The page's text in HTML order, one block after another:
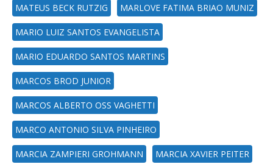
MATEUS BECK RUTZIG MARLOVE FATIMA BRIAO MUNIZ
MARIO LUIZ SANTOS EVANGELISTA
MARIO EDUARDO SANTOS MARTINS
MARCOS BROD JUNIOR
MARCOS ALBERTO OSS VAGHETTI
MARCO ANTONIO SILVA PINHEIRO
MARCIA ZAMPIERI GROHMANN MARCIA XAVIER PEITER